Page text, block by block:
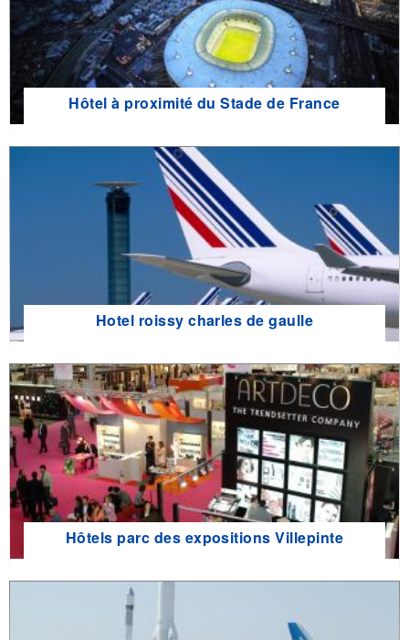
Hôtel à proximité du Stade de France
Hotel roissy charles de gaulle
Hôtels parc des expositions Villepinte